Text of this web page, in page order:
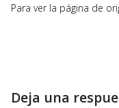
Para ver la página de
Deja una